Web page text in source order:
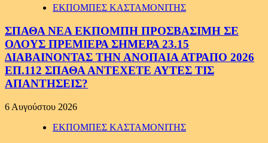
ΕΚΠΟΜΠΕΣ ΚΑΣΤΑΜΟΝΙΤΗΣ
ΣΠΑΘΑ ΝΕΑ ΕΚΠΟΜΠΗ ΠΡΟΣΒΑΣΙΜΗ ΣΕ
ΟΛΟΥΣ ΠΡΕΜΙΕΡΑ ΣΗΜΕΡΑ 23.15
ΔΙΑΒΑΙΝΟΝΤΑΣ ΤΗΝ ΑΝΟΠΑΙΑ ΑΤΡΑΠΟ 2026
ΕΠ.112 ΣΠΑΘΑ ΑΝΤΕΧΕΤΕ ΑΥΤΕΣ ΤΙΣ
ΑΠΑΝΤΗΣΕΙΣ?
6 Αυγούστου 2026
ΕΚΠΟΜΠΕΣ ΚΑΣΤΑΜΟΝΙΤΗΣ